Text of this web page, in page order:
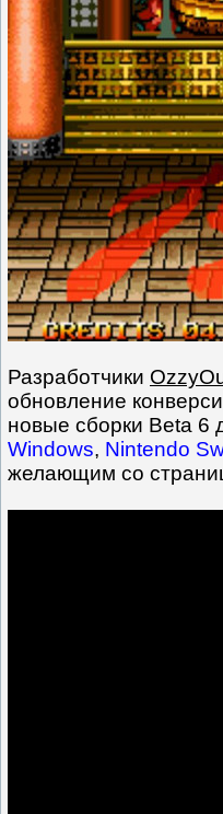
Разработчики
обновление
новые сборки Beta 6
Windows, Nintendo
желающим со